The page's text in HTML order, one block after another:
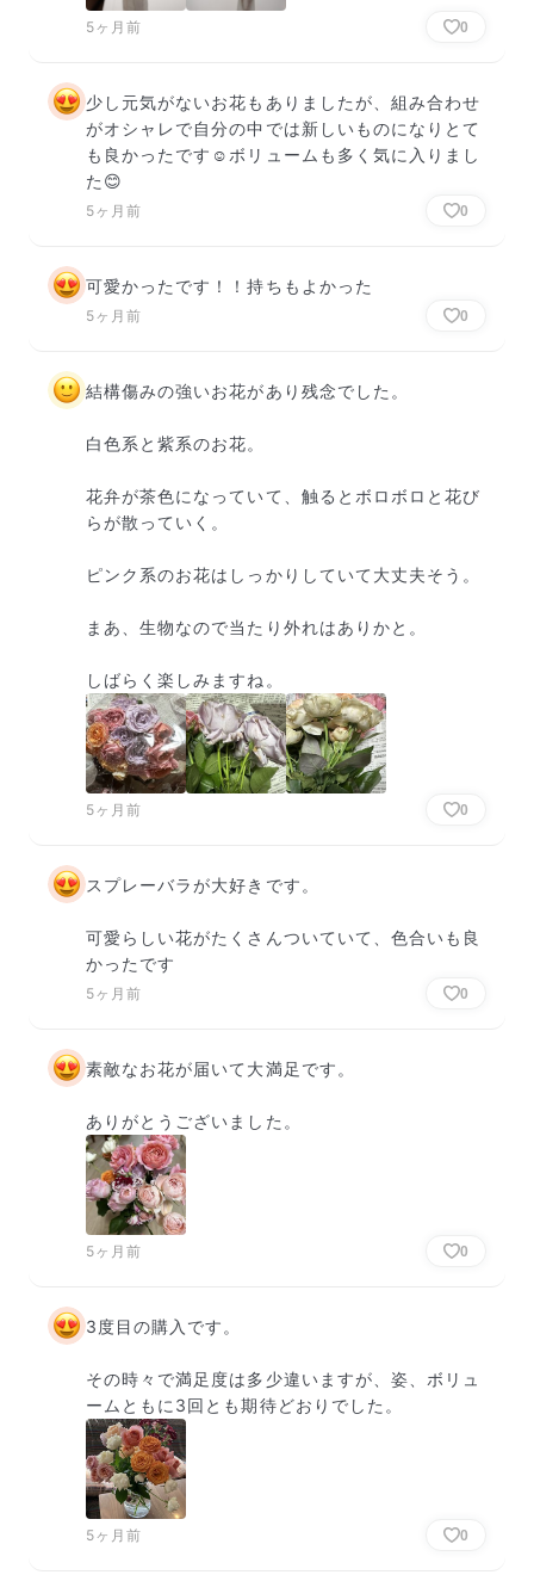
5ヶ月前 0
少し元気がないお花もありましたが、組み合わせ
がオシャレで自分の中では新しいものになりとて
も良かったです☺️ボリュームも多く気に入りまし
た😊
5ヶ月前 0
可愛かったです！！持ちもよかった
5ヶ月前 0
結構傷みの強いお花があり残念でした。
白色系と紫系のお花。
花弁が茶色になっていて、触るとボロボロと花び
らが散っていく。
ピンク系のお花はしっかりしていて大丈夫そう。
まあ、生物なので当たり外れはありかと。
しばらく楽しみますね。
5ヶ月前 0
スプレーバラが大好きです。
可愛らしい花がたくさんついていて、色合いも良
かったです
5ヶ月前 0
素敵なお花が届いて大満足です。
ありがとうございました。
5ヶ月前 0
3度目の購入です。
その時々で満足度は多少違いますが、姿、ボリュ
ームともに3回とも期待どおりでした。
5ヶ月前 0